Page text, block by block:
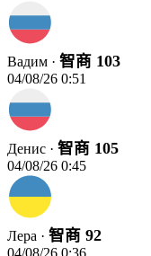
Вадим · 智商 103
04/08/26 0:51
Денис · 智商 105
04/08/26 0:45
Лера · 智商 92
04/08/26 0:36